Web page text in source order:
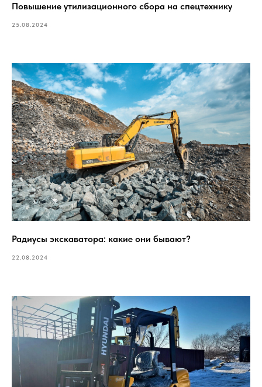
Повышение утилизационного сбора на спецтехнику
25.08.2024
Радиусы экскаватора: какие они бывают?
22.08.2024